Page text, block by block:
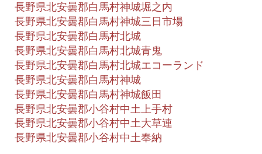
長野県北安曇郡白馬村神城堀之内
長野県北安曇郡白馬村神城三日市場
長野県北安曇郡白馬村北城
長野県北安曇郡白馬村北城青鬼
長野県北安曇郡白馬村北城エコーランド
長野県北安曇郡白馬村神城
長野県北安曇郡白馬村神城飯田
長野県北安曇郡小谷村中土上手村
長野県北安曇郡小谷村中土大草連
長野県北安曇郡小谷村中土奉納